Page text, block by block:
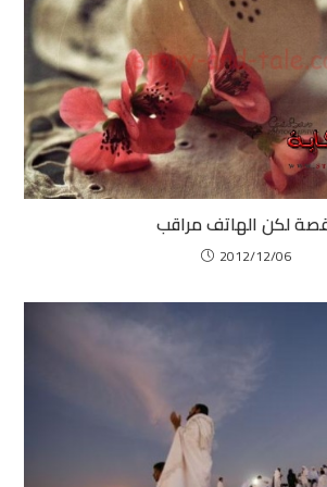
لكن الهاتف مراقب
2012/12/06